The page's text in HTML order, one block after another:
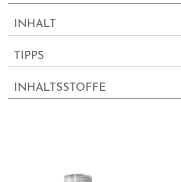
INHALT
TIPPS
INHALTSSTOFFE